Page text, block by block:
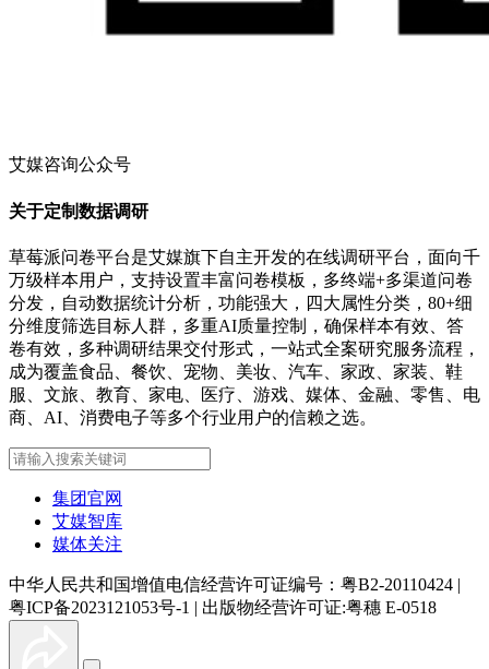
艾媒咨询公众号
关于定制数据调研
草莓派问卷平台是艾媒旗下自主开发的在线调研平台，面向千
万级样本用户，支持设置丰富问卷模板，多终端+多渠道问卷
分发，自动数据统计分析，功能强大，四大属性分类，80+细
分维度筛选目标人群，多重AI质量控制，确保样本有效、答
卷有效，多种调研结果交付形式，一站式全案研究服务流程，
成为覆盖食品、餐饮、宠物、美妆、汽车、家政、家装、鞋
服、文旅、教育、家电、医疗、游戏、媒体、金融、零售、电
商、AI、消费电子等多个行业用户的信赖之选。
集团官网
艾媒智库
媒体关注
中华人民共和国增值电信经营许可证编号：粤B2-20110424 |
粤ICP备2023121053号-1 | 出版物经营许可证:粤穗 E-0518